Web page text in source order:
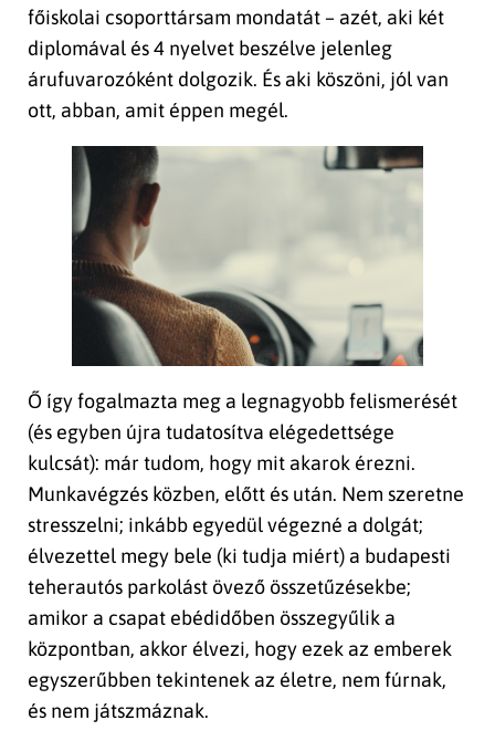
főiskolai csoporttársam mondatát – azét, aki két
diplomával és 4 nyelvet beszélve jelenleg
árufuvarozóként dolgozik. És aki köszöni, jól van
ott, abban, amit éppen megél.
Ő így fogalmazta meg a legnagyobb felismerését
(és egyben újra tudatosítva elégedettsége
kulcsát): már tudom, hogy mit akarok érezni.
Munkavégzés közben, előtt és után. Nem szeretne
stresszelni; inkább egyedül végezné a dolgát;
élvezettel megy bele (ki tudja miért) a budapesti
teherautós parkolást övező összetűzésekbe;
amikor a csapat ebédidőben összegyűlik a
központban, akkor élvezi, hogy ezek az emberek
egyszerűbben tekintenek az életre, nem fúrnak,
és nem játszmáznak.